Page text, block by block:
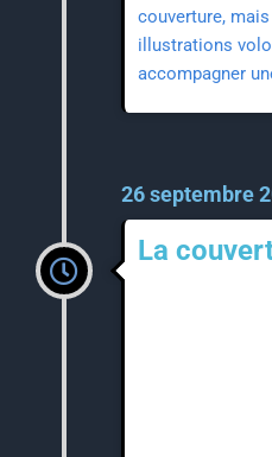
couverture,
illustrations
accompagner
26 septembre
La